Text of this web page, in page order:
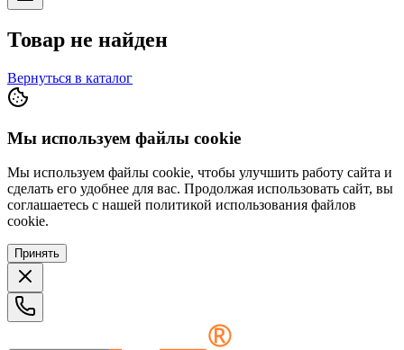
Товар не найден
Вернуться в каталог
Мы используем файлы cookie
Мы используем файлы cookie, чтобы улучшить работу сайта и
сделать его удобнее для вас. Продолжая использовать сайт, вы
соглашаетесь с нашей политикой использования файлов
cookie.
Принять